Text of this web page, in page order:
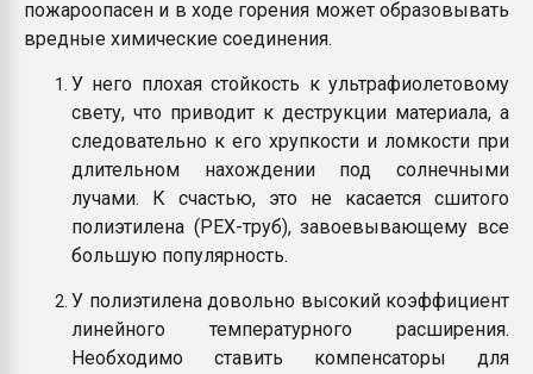
пожароопасен и в ходе горения может образовывать
вредные химические соединения.
У него плохая стойкость к ультрафиолетовому
свету, что приводит к деструкции материала, а
следовательно к его хрупкости и ломкости при
длительном нахождении под солнечными
лучами. К счастью, это не касается сшитого
полиэтилена (PEX-труб), завоевывающему все
большую популярность.
У полиэтилена довольно высокий коэффициент
линейного температурного расширения.
Необходимо ставить компенсаторы для